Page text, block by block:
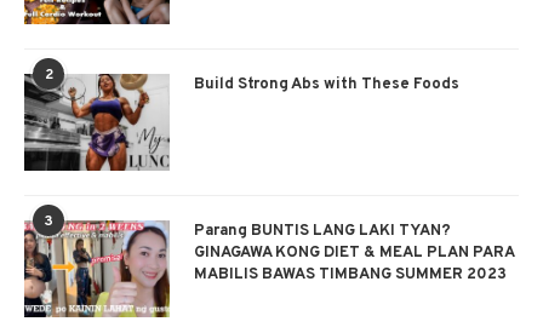
2 Build Strong Abs with These Foods
3
Parang BUNTIS LANG LAKI TYAN?
GINAGAWA KONG DIET & MEAL PLAN PARA
MABILIS BAWAS TIMBANG SUMMER 2023